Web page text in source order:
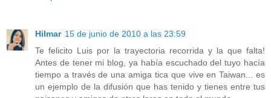
Hilmar 15 de junio de 2010 a las 23:59
Te felicito Luis por la trayectoria recorrida y la que falta!
Antes de tener mi blog, ya había escuchado del tuyo hacía
tiempo a través de una amiga tica que vive en Taiwan... es
un ejemplo de la difusión que has tenido y tienes entre tus